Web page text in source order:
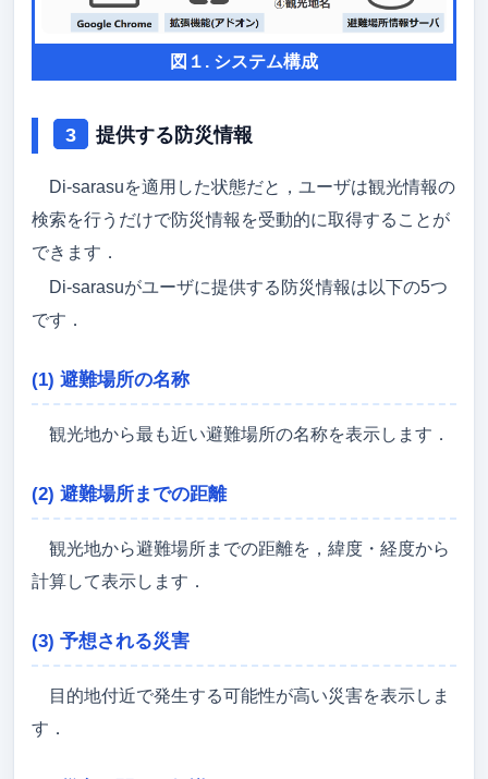
図１. システム構成
提供する防災情報
Di-sarasuを適用した状態だと，ユーザは観光情報の
検索を行うだけで防災情報を受動的に取得することが
できます．
Di-sarasuがユーザに提供する防災情報は以下の5つ
です．
(1) 避難場所の名称
観光地から最も近い避難場所の名称を表示します．
(2) 避難場所までの距離
観光地から避難場所までの距離を，緯度・経度から
計算して表示します．
(3) 予想される災害
目的地付近で発生する可能性が高い災害を表示しま
す．